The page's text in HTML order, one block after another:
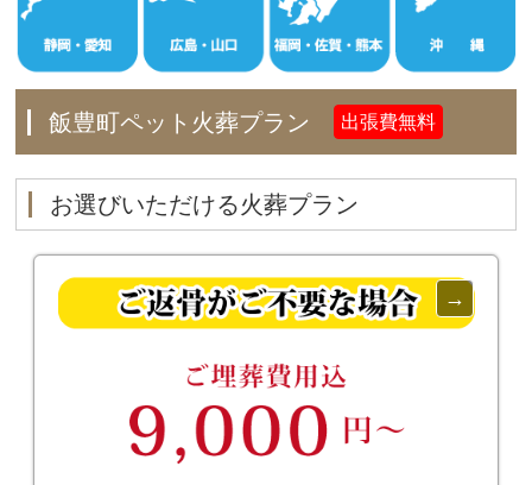
飯豊町ペット火葬プラン 出張費無料
お選びいただける火葬プラン